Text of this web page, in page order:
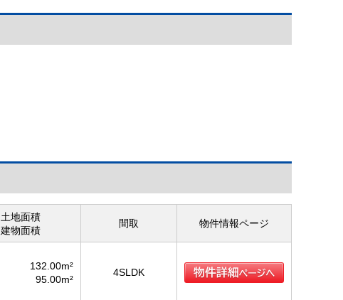
土地面積
建物面積
間取 物件情報ページ
132.00m²
95.00m²
4SLDK